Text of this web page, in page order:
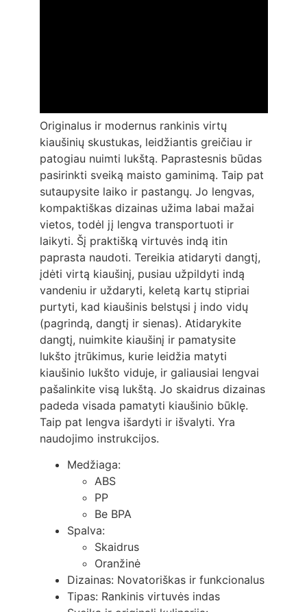
Originalus ir modernus rankinis virtų
kiaušinių skustukas, leidžiantis greičiau ir
patogiau nuimti lukštą. Paprastesnis būdas
pasirinkti sveiką maisto gaminimą. Taip pat
sutaupysite laiko ir pastangų. Jo lengvas,
kompaktiškas dizainas užima labai mažai
vietos, todėl jį lengva transportuoti ir
laikyti. Šį praktišką virtuvės indą itin
paprasta naudoti. Tereikia atidaryti dangtį,
įdėti virtą kiaušinį, pusiau užpildyti indą
vandeniu ir uždaryti, keletą kartų stipriai
purtyti, kad kiaušinis belstųsi į indo vidų
(pagrindą, dangtį ir sienas). Atidarykite
dangtį, nuimkite kiaušinį ir pamatysite
lukšto įtrūkimus, kurie leidžia matyti
kiaušinio lukšto viduje, ir galiausiai lengvai
pašalinkite visą lukštą. Jo skaidrus dizainas
padeda visada pamatyti kiaušinio būklę.
Taip pat lengva išardyti ir išvalyti. Yra
naudojimo instrukcijos.
Medžiaga:
ABS
PP
Be BPA
Spalva:
Skaidrus
Oranžinė
Dizainas: Novatoriškas ir funkcionalus
Tipas: Rankinis virtuvės indas